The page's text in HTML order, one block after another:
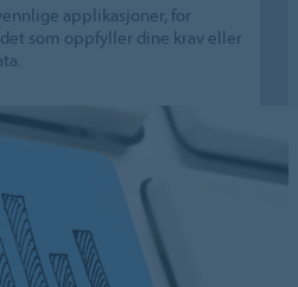
applikasjoner, for
som oppfyller dine krav eller